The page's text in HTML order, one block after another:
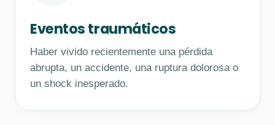
Eventos traumáticos
Haber vivido recientemente una pérdida
abrupta, un accidente, una ruptura dolorosa o
un shock inesperado.